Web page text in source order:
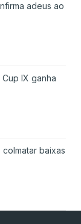
adeus ao
Cup IX ganha
baixas